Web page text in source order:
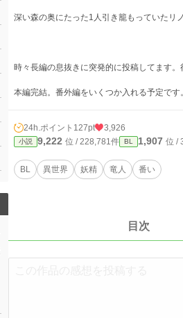
深い森の奥にたった1人引き籠もっていたリ
時々長編の息抜きに突発的に投稿してます
本編完結。番外編をいくつか入れる予定です。
24h.ポイント 127pt 3,926
小説 9,222 位 / 228,781件 BL 1,907 位 /
BL 異世界 妖精 竜人 番い
目次